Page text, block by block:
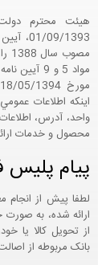
01/09/
اينکه اطلاعات
واحد، آدرس،
محصول و خدمات
پیام پلیس
لطفا پیش از انجام
ارائه شده، به
از تحویل کالا یا
بانک مربوطه از